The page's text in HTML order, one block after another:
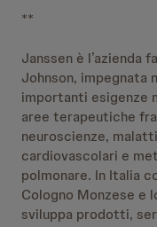
**
Janssen è l’azienda
Johnson, impegnata
importanti esigenze
aree terapeutiche
neuroscienze,
cardiovascolari e
polmonare. In Italia
Cologno Monzese e
sviluppa prodotti,